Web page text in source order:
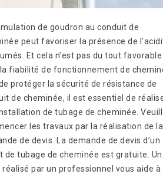
de goudron au conduit de
peut favoriser la présence de
Et cela n’est pas du tout favorable
fiabilité de fonctionnement de
protéger la sécurité de résistance de
de cheminée, il est essentiel de
de tubage de cheminée.
les travaux par la réalisation de la
de devis. La demande de devis d’un
de tubage de cheminée est gratuite. Un
réalisé par un professionnel vous aide à